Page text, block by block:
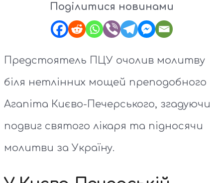
Поділитися новинами
Предстоятель ПЦУ очолив молитву
біля нетлінних мощей преподобного
Агапіта Києво-Печерського, згадуючи
подвиг святого лікаря та підносячи
молитви за Україну.